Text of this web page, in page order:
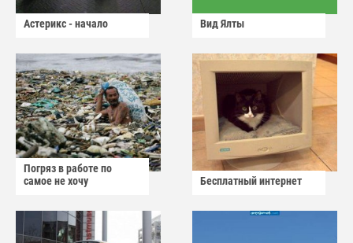
Астерикс - начало Вид Ялты
Погряз в работе по
самое не хочу
Бесплатный интернет